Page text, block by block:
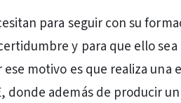
para seguir con su
y para que ello
motivo es que realiza una
donde además de producir